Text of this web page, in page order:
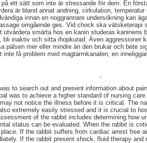
ett sätt som inte är stressande för dem. En
är bland annat andning, cirkulation,
innan en noggrannare undersökning kan
omgående ges. Vid chock ska
smärta hos en kanin studeras kaninens
inaktiv och sitta ihopkurad. Även aggressioner
pälsen mer eller mindre än den brukar och bete
inte få problem med magtarmkanalen, en
to search out and present information about
was to achieve a higher standard of nursing
not notice the illness before it is critical. The
extremely easily stressed and it is crucial to
of the rabbit includes determining how
status can be evaluated. When the rabbit is
If the rabbit suffers from cardiac arrest free
If the rabbit present shock, fluid therapy